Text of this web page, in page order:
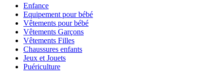
Enfance
Equipement pour bébé
Vêtements pour bébé
Vêtements Garçons
Vêtements Filles
Chaussures enfants
Jeux et Jouets
Puériculture